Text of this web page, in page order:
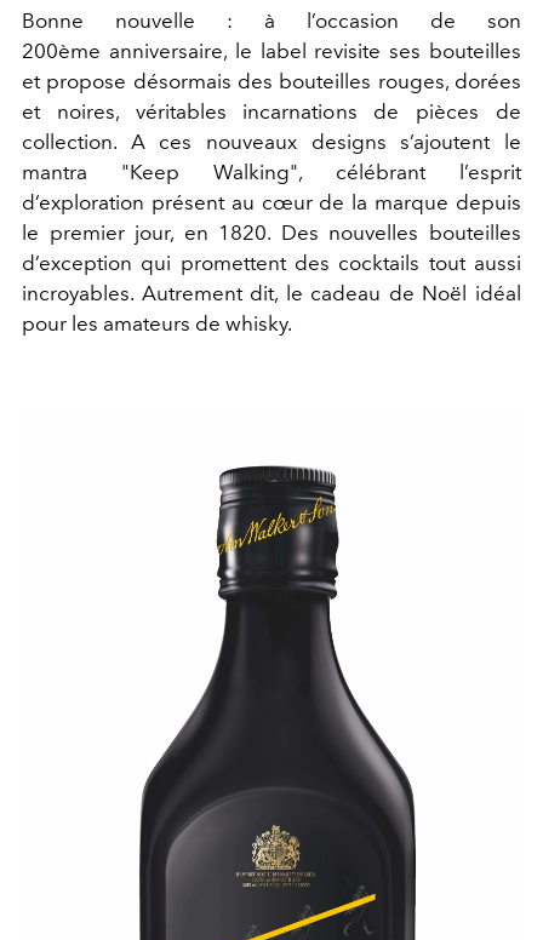
Bonne nouvelle : à l’occasion de son
200ème anniversaire, le label revisite ses bouteilles
et propose désormais des bouteilles rouges, dorées
et noires, véritables incarnations de pièces de
collection. A ces nouveaux designs s’ajoutent le
mantra "Keep Walking", célébrant l’esprit
d’exploration présent au cœur de la marque depuis
le premier jour, en 1820. Des nouvelles bouteilles
d’exception qui promettent des cocktails tout aussi
incroyables. Autrement dit, le cadeau de Noël idéal
pour les amateurs de whisky.